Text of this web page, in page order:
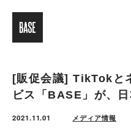
[販促会議] TikTokと
ビス「BASE」が、
2021.11.01 メディア情報